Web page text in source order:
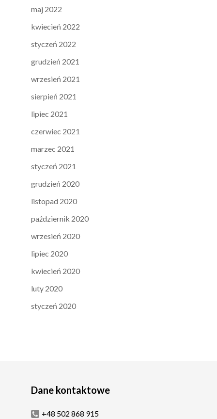
maj 2022
kwiecień 2022
styczeń 2022
grudzień 2021
wrzesień 2021
sierpień 2021
lipiec 2021
czerwiec 2021
marzec 2021
styczeń 2021
grudzień 2020
listopad 2020
październik 2020
wrzesień 2020
lipiec 2020
kwiecień 2020
luty 2020
styczeń 2020
Dane kontaktowe
+48 502 868 915